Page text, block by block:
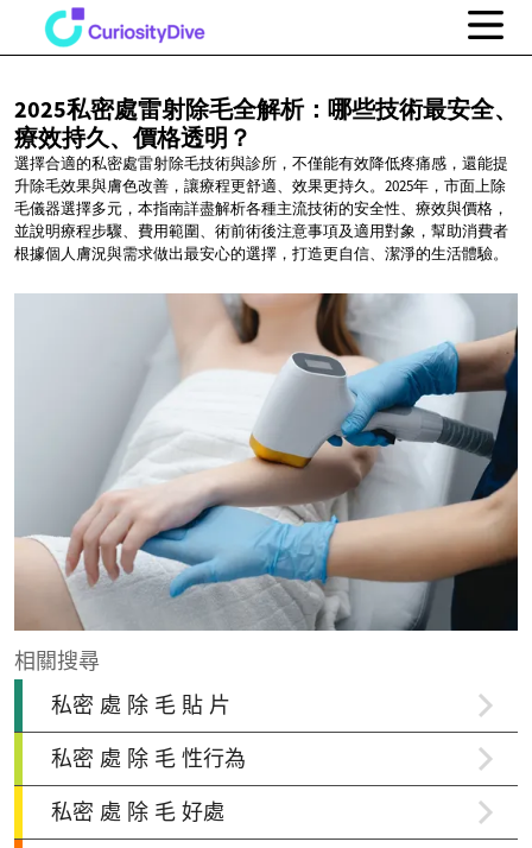
2025私密處雷射除毛全解析：哪些技術最安全、
療效持久、價格透明？
選擇合適的私密處雷射除毛技術與診所，不僅能有效降低疼痛感，還能提
升除毛效果與膚色改善，讓療程更舒適、效果更持久。2025年，市面上除
毛儀器選擇多元，本指南詳盡解析各種主流技術的安全性、療效與價格，
並說明療程步驟、費用範圍、術前術後注意事項及適用對象，幫助消費者
根據個人膚況與需求做出最安心的選擇，打造更自信、潔淨的生活體驗。